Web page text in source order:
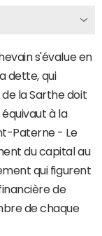
s'évalue en
dette, qui
la Sarthe doit
à la
Paterne - Le
du capital au
qui figurent
de
de chaque